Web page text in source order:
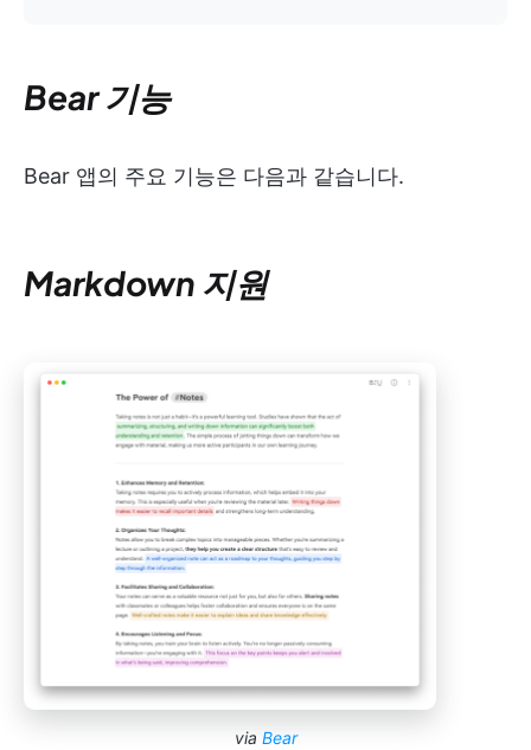
Bear 기능
Bear 앱의 주요 기능은 다음과 같습니다.
Markdown 지원
via Bear